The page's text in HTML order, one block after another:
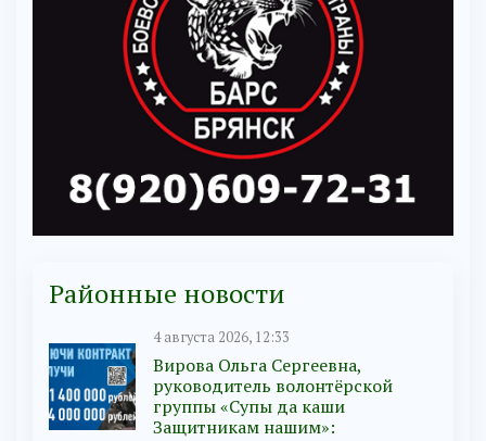
Районные новости
4 августа 2026, 12:33
Вирова Ольга Сергеевна,
руководитель волонтёрской
группы «Супы да каши
Защитникам нашим»: